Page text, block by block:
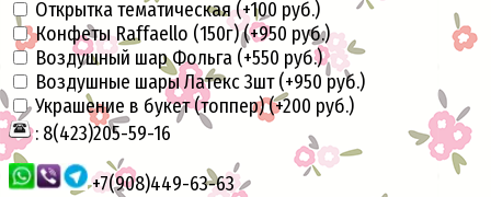
Открытка тематическая (+100 руб.)
Конфеты Raffaello (150г) (+950 руб.)
Воздушный шар Фольга (+550 руб.)
Воздушные шары Латекс 3шт (+950 руб.)
Украшение в букет (топпер) (+200 руб.)
: 8(423)205-59-16
+7(908)449-63-63